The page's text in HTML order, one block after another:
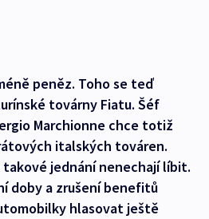
peněz. Toho se teď
továrny Fiatu. Šéf
Marchionne chce totiž
italských továren.
takové jednání nenechají líbit.
doby a zrušení benefitů
hlasovat ještě